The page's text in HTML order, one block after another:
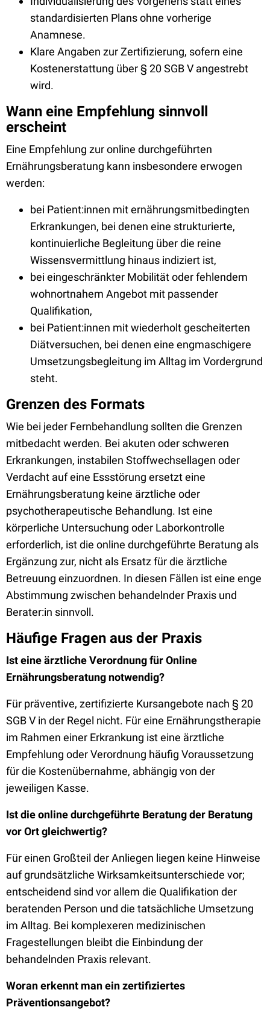
standardisierten Plans ohne vorherige
Anamnese.
Klare Angaben zur Zertifizierung, sofern eine
Kostenerstattung über § 20 SGB V angestrebt
wird.
Wann eine Empfehlung sinnvoll
erscheint
Eine Empfehlung zur online durchgeführten
Ernährungsberatung kann insbesondere erwogen
werden:
bei Patient:innen mit ernährungsmitbedingten
Erkrankungen, bei denen eine strukturierte,
kontinuierliche Begleitung über die reine
Wissensvermittlung hinaus indiziert ist,
bei eingeschränkter Mobilität oder fehlendem
wohnortnahem Angebot mit passender
Qualifikation,
bei Patient:innen mit wiederholt gescheiterten
Diätversuchen, bei denen eine engmaschigere
Umsetzungsbegleitung im Alltag im Vordergrund
steht.
Grenzen des Formats
Wie bei jeder Fernbehandlung sollten die Grenzen
mitbedacht werden. Bei akuten oder schweren
Erkrankungen, instabilen Stoffwechsellagen oder
Verdacht auf eine Essstörung ersetzt eine
Ernährungsberatung keine ärztliche oder
psychotherapeutische Behandlung. Ist eine
körperliche Untersuchung oder Laborkontrolle
erforderlich, ist die online durchgeführte Beratung als
Ergänzung zur, nicht als Ersatz für die ärztliche
Betreuung einzuordnen. In diesen Fällen ist eine enge
Abstimmung zwischen behandelnder Praxis und
Berater:in sinnvoll.
Häufige Fragen aus der Praxis
Ist eine ärztliche Verordnung für Online
Ernährungsberatung notwendig?
Für präventive, zertifizierte Kursangebote nach § 20
SGB V in der Regel nicht. Für eine Ernährungstherapie
im Rahmen einer Erkrankung ist eine ärztliche
Empfehlung oder Verordnung häufig Voraussetzung
für die Kostenübernahme, abhängig von der
jeweiligen Kasse.
Ist die online durchgeführte Beratung der Beratung
vor Ort gleichwertig?
Für einen Großteil der Anliegen liegen keine Hinweise
auf grundsätzliche Wirksamkeitsunterschiede vor;
entscheidend sind vor allem die Qualifikation der
beratenden Person und die tatsächliche Umsetzung
im Alltag. Bei komplexeren medizinischen
Fragestellungen bleibt die Einbindung der
behandelnden Praxis relevant.
Woran erkennt man ein zertifiziertes
Präventionsangebot?